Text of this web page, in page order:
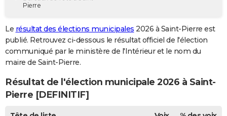
Destinations
City break
Voyage nature
Voyage de noces
Forum
GUIDES D'ACHAT
BONS PLANS
Carte de Noël
Carte Bonne année
Carte Saint-Valentin
Carte Pâques
Carte d'anniversaire
DICTIONNAIRE
Dictionnaire
Biographies
Citations
Expressions
Proverbes
Pierre
Le résultat des élections municipales 2026 à Saint-Pierre est
publié. Retrouvez ci-dessous le résultat officiel de l'élection
communiqué par le ministère de l'Intérieur et le nom du
maire de Saint-Pierre.
Résultat de l'élection municipale 2026 à Saint-
Pierre [DEFINITIF]